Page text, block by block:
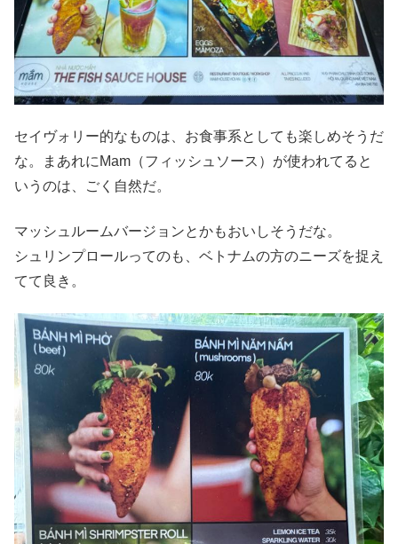
セイヴォリー的なものは、お食事系としても楽しめそうだ
な。まあれにMam（フィッシュソース）が使われてると
いうのは、ごく自然だ。
マッシュルームバージョンとかもおいしそうだな。
シュリンプロールってのも、ベトナムの方のニーズを捉え
てて良き。